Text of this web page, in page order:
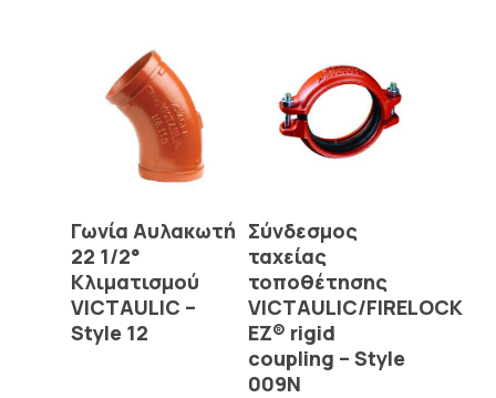
Read More
Γωνία Αυλακωτή
22 1/2°
Κλιματισμού
VICTAULIC –
Style 12
Σύνδεσμος
ταχείας
τοποθέτησης
VICTAULIC/FIRELOCK
EZ® rigid
coupling – Style
009N